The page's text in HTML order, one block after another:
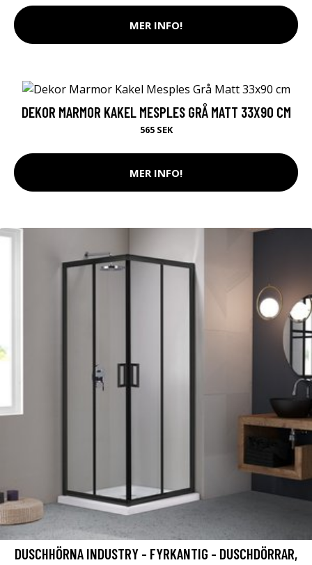
MER INFO!
DEKOR MARMOR KAKEL MESPLES GRÅ MATT 33X90 CM
565 SEK
MER INFO!
DUSCHHÖRNA INDUSTRY - FYRKANTIG - DUSCHDÖRRAR,